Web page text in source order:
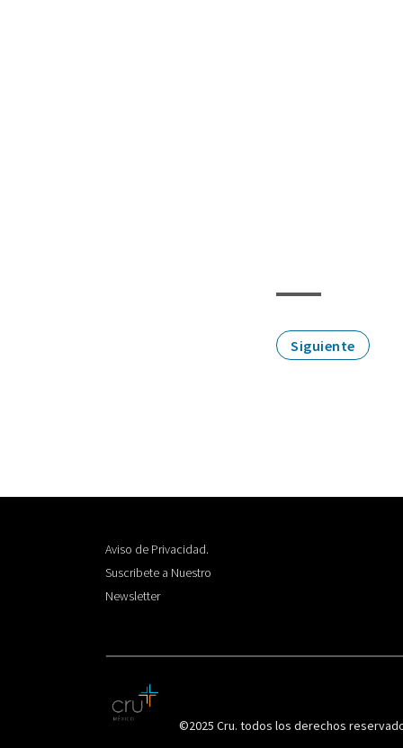
Siguiente
Aviso de Privacidad.
Suscribete a Nuestro
Newsletter
©2025 Cru. todos los derechos